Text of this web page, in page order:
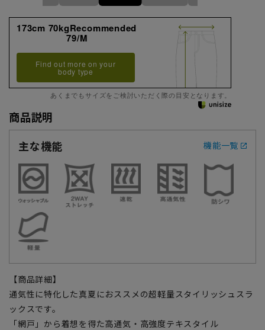
173cm 70kgRecommended
79/M
Find out more on your
body type
あくまでもサイズをご検討いただく際の目安となります。
商品説明
主な機能
機能一覧
【商品詳細】
通気性に特化した真夏におススメの超軽量スタイリッシュスラ
ックスです。
「網戸」から着想を得た高通気・高強度テキスタイル